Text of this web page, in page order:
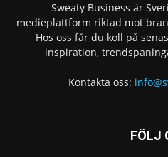
Sweaty Business är
medieplattform riktad mot
Hos oss får du koll på
inspiration,
Kontakta oss:
FÖLJ